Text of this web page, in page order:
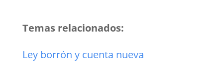
Temas relacionados:
Ley borrón y cuenta nueva